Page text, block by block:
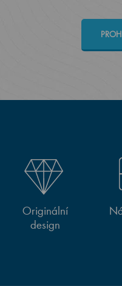
Originální
design